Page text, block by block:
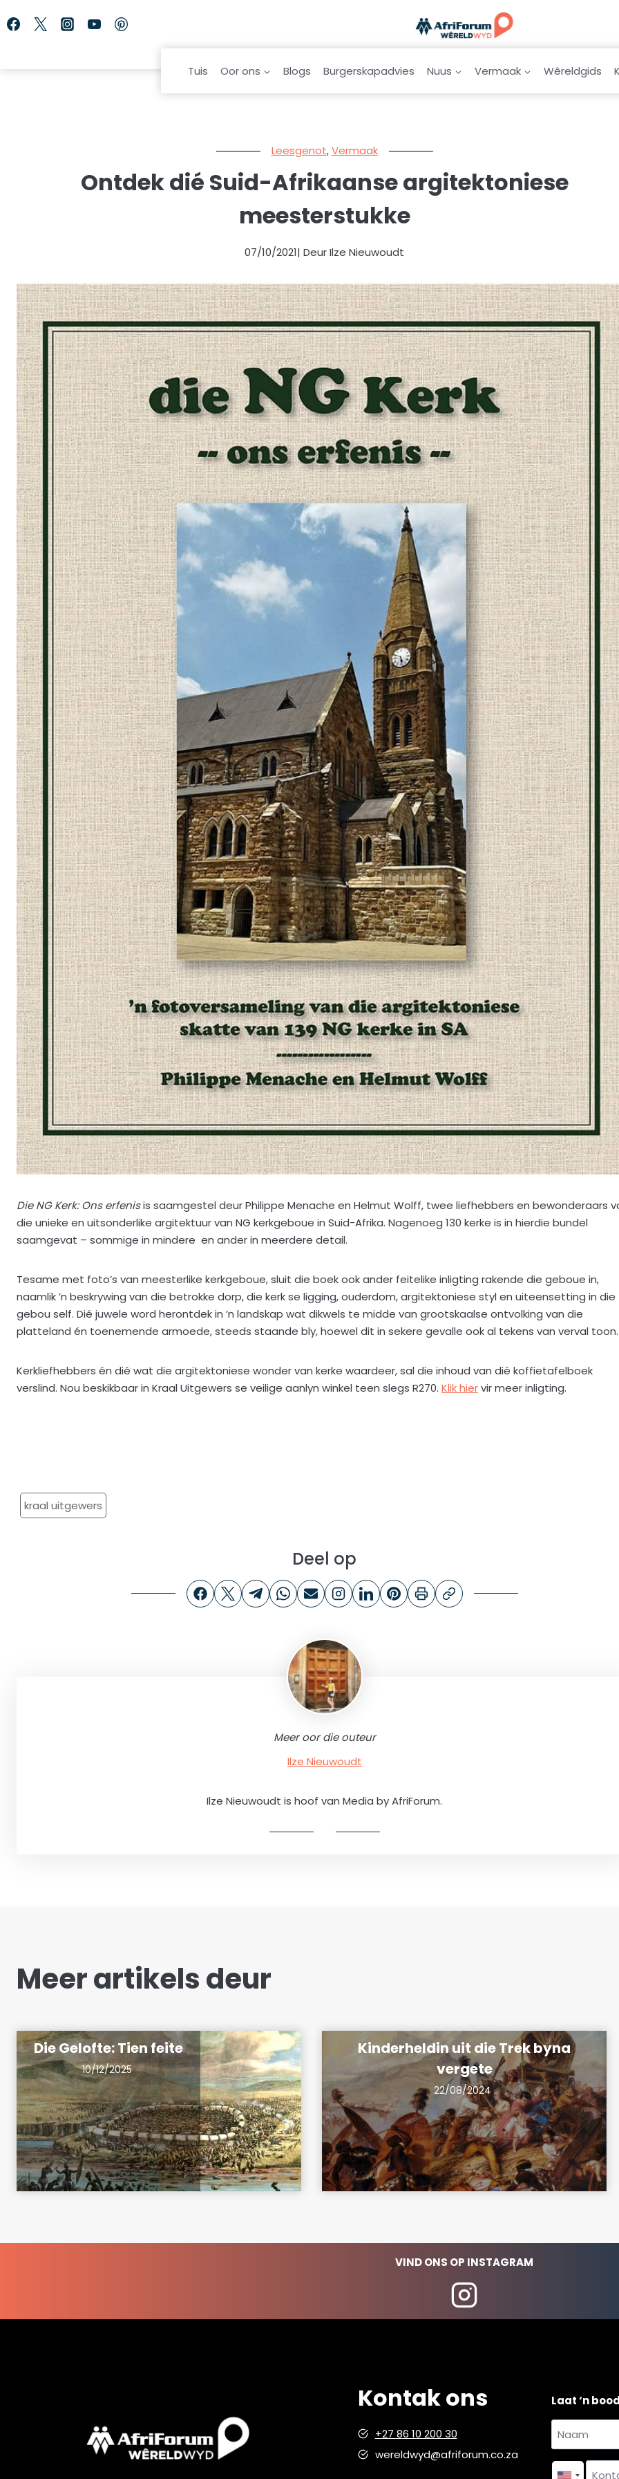
to
Tuis Oor ons Blogs Burgerskapadvies Nuus Vermaak Wêreldgids
Leesgenot, Vermaak
Ontdek dié Suid-Afrikaanse argitektoniese
meesterstukke
07/10/2021| Deur Ilze Nieuwoudt
Die NG Kerk: Ons erfenisis saamgestel deur Philippe Menache en Helmut Wolff, twee liefhebbers en bewonderaars
die unieke en uitsonderlike argitektuur van NG kerkgeboue in Suid-Afrika. Nagenoeg 130 kerke is in hierdie bundel
saamgevat – sommige in mindere en ander in meerdere detail.
Tesame met foto’s van meesterlike kerkgeboue, sluit die boek ook ander feitelike inligting rakende die geboue in,
naamlik ’n beskrywing van die betrokke dorp, die kerk se ligging, ouderdom, argitektoniese styl en uiteensetting in die
gebou self. Dié juwele word herontdek in ’n landskap wat dikwels te midde van grootskaalse ontvolking van die
platteland én toenemende armoede, steeds staande bly, hoewel dit in sekere gevalle ook al tekens van verval toon.
Kerkliefhebbers én dié wat die argitektoniese wonder van kerke waardeer, sal die inhoud van dié koffietafelboek
verslind. Nou beskikbaar in Kraal Uitgewers se veilige aanlyn winkel teen slegs R270. Klik hiervir meer inligting.
kraal uitgewers
Deel op
Meer oor die outeur
Ilze Nieuwoudt
Ilze Nieuwoudt is hoof van Media by AfriForum.
Meer artikels deur
Die Gelofte: Tien feite
10/12/2025
Kinderheldin uit die Trek byna
vergete
22/08/2024
VIND ONS OP INSTAGRAM
Kontak ons
+27 86 10 200 30
wereldwyd@afriforum.co.za
Laat ‘n
Naam
en
van
Naam